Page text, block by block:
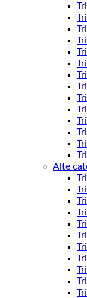
Alte